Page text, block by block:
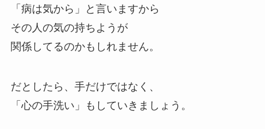
「病は気から」と言いますから
その人の気の持ちようが
関係してるのかもしれません。
だとしたら、手だけではなく、
「心の手洗い」もしていきましょう。